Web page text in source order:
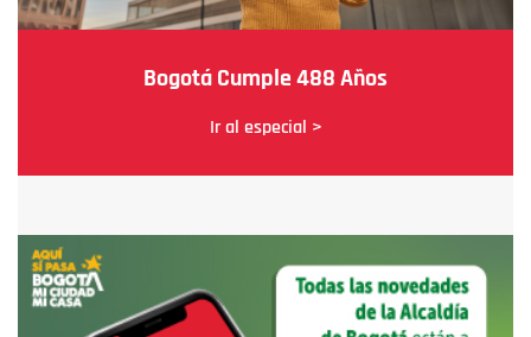
Bogotá Cumple 488 Años
Ir al especial >